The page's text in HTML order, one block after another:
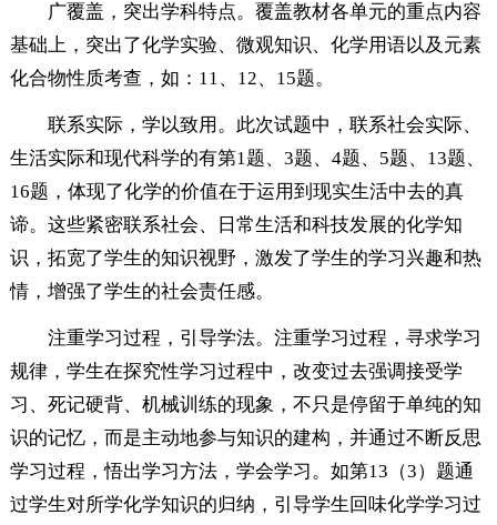
广覆盖，突出学科特点。覆盖教材各单元的重点内容
基础上，突出了化学实验、微观知识、化学用语以及元素
化合物性质考查，如：11、12、15题。
联系实际，学以致用。此次试题中，联系社会实际、
生活实际和现代科学的有第1题、3题、4题、5题、13题、
16题，体现了化学的价值在于运用到现实生活中去的真
谛。这些紧密联系社会、日常生活和科技发展的化学知
识，拓宽了学生的知识视野，激发了学生的学习兴趣和热
情，增强了学生的社会责任感。
注重学习过程，引导学法。注重学习过程，寻求学习
规律，学生在探究性学习过程中，改变过去强调接受学
习、死记硬背、机械训练的现象，不只是停留于单纯的知
识的记忆，而是主动地参与知识的建构，并通过不断反思
学习过程，悟出学习方法，学会学习。如第13（3）题通
过学生对所学化学知识的归纳，引导学生回味化学学习过